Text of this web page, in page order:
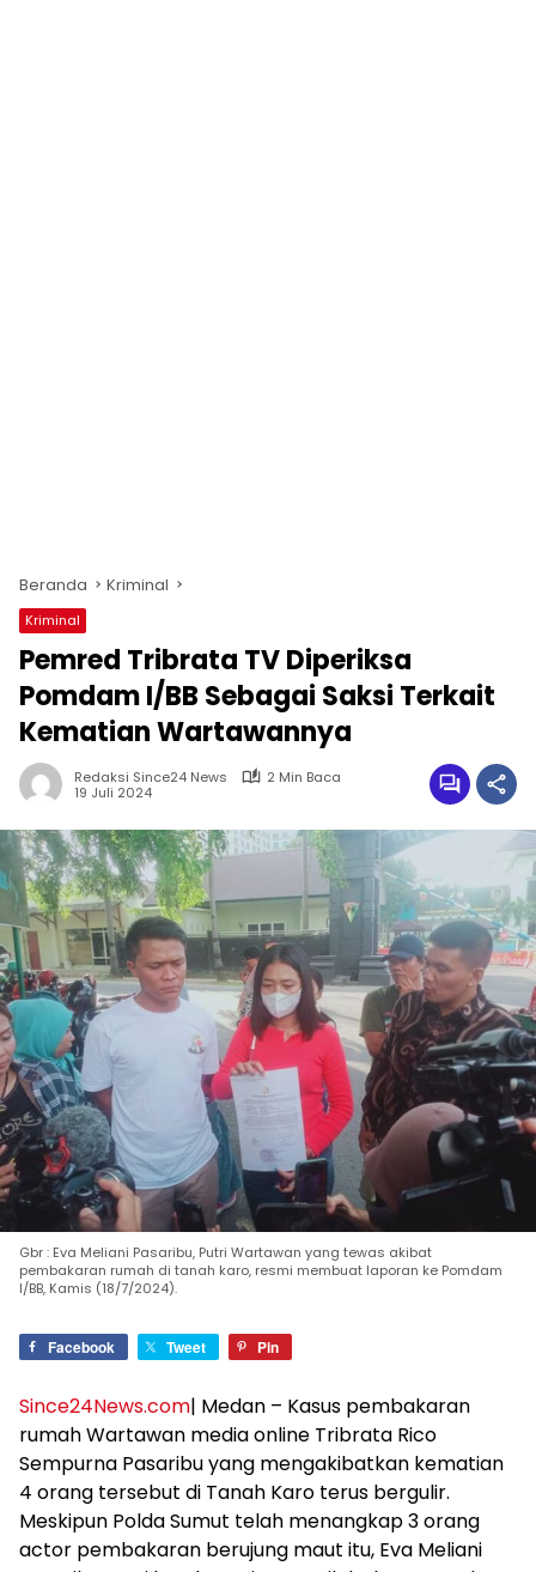
Beranda Kriminal
Kriminal
Pemred Tribrata TV Diperiksa
Pomdam I/BB Sebagai Saksi Terkait
Kematian Wartawannya
Redaksi Since24 News
2 Min Baca
19 Juli 2024
Gbr : Eva Meliani Pasaribu, Putri Wartawan yang tewas akibat
pembakaran rumah di tanah karo, resmi membuat laporan ke Pomdam
I/BB, Kamis (18/7/2024).
Facebook Tweet Pin
Since24News.com| Medan – Kasus pembakaran
rumah Wartawan media online Tribrata Rico
Sempurna Pasaribu yang mengakibatkan kematian
4 orang tersebut di Tanah Karo terus bergulir.
Meskipun Polda Sumut telah menangkap 3 orang
actor pembakaran berujung maut itu, Eva Meliani